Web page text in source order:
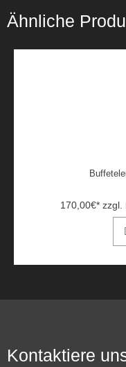
Ähnliche
170,00€* zzgl.
Kontaktiere